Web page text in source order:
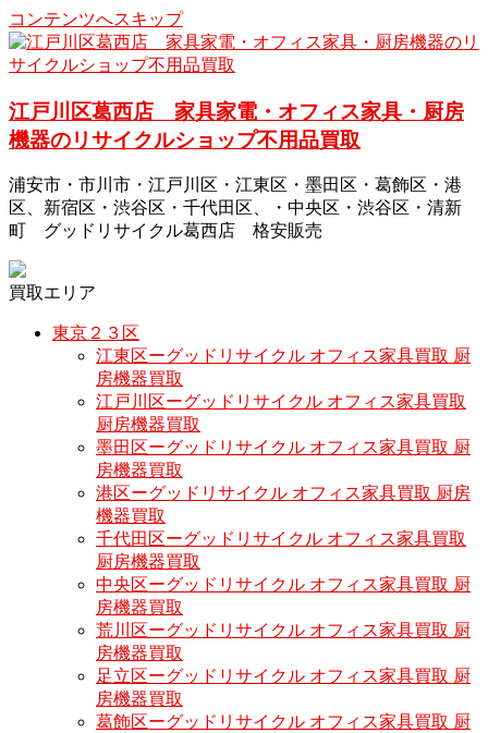
コンテンツへスキップ
江戸川区葛西店 家具家電・オフィス家具・厨房
機器のリサイクルショップ不用品買取
浦安市・市川市・江戸川区・江東区・墨田区・葛飾区・港
区、新宿区・渋谷区・千代田区、・中央区・渋谷区・清新
町 グッドリサイクル葛西店 格安販売
買取エリア
東京２３区
江東区ーグッドリサイクル オフィス家具買取 厨
房機器買取
江戸川区ーグッドリサイクル オフィス家具買取
厨房機器買取
墨田区ーグッドリサイクル オフィス家具買取 厨
房機器買取
港区ーグッドリサイクル オフィス家具買取 厨房
機器買取
千代田区ーグッドリサイクル オフィス家具買取
厨房機器買取
中央区ーグッドリサイクル オフィス家具買取 厨
房機器買取
荒川区ーグッドリサイクル オフィス家具買取 厨
房機器買取
足立区ーグッドリサイクル オフィス家具買取 厨
房機器買取
葛飾区ーグッドリサイクル オフィス家具買取 厨